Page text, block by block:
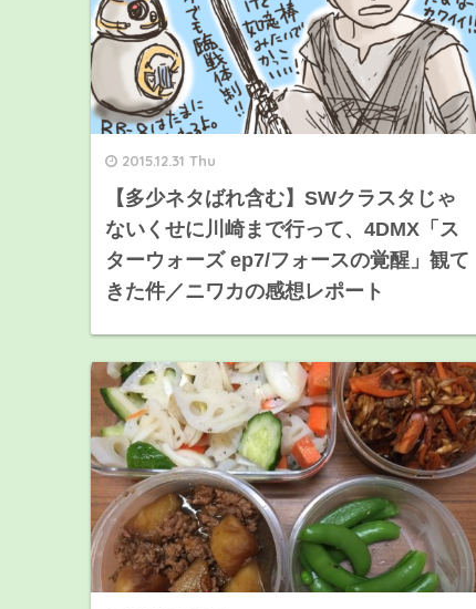
2015.12.31 Thu
【多少ネタばれ含む】SWクラスタじゃ
ないくせに川崎まで行って、4DMX「ス
ターウォーズ ep7/フォースの覚醒」観て
きた件／ニワカの感想レポート